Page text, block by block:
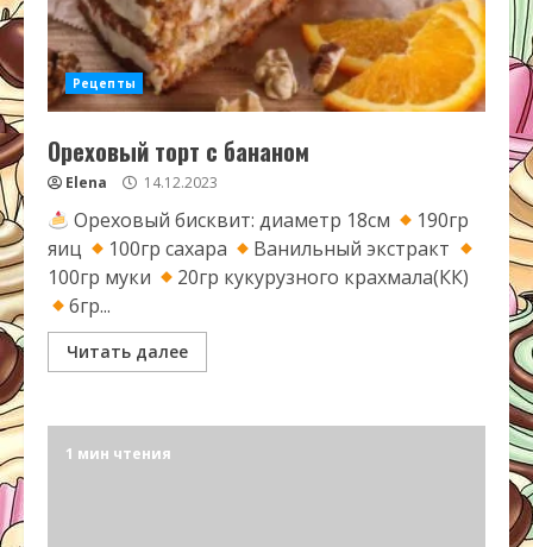
Рецепты
Ореховый торт с бананом
Elena 14.12.2023
Ореховый бисквит: диаметр 18см
190гр
яиц
100гр сахара
Ванильный экстракт
100гр муки
20гр кукурузного крахмала(КК)
6гр...
Читать далее
1 мин чтения